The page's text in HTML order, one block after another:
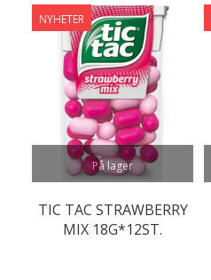
På lager
NYHETER
TIC TAC STRAWBERRY
MIX 18G*12ST.